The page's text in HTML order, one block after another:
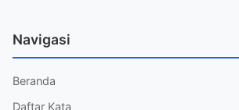
Navigasi
Beranda
Daftar Kata